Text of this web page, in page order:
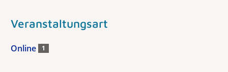
Veranstaltungsart
Online 1